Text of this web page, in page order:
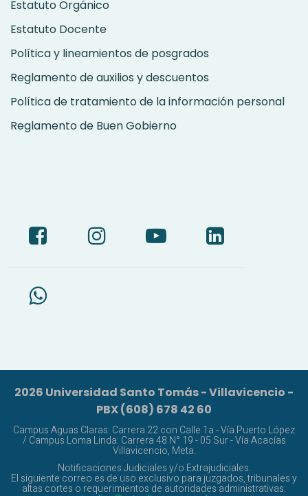
Estatuto Orgánico
Estatuto Docente
Política y lineamientos de posgrados
Reglamento de auxilios y descuentos
Política de tratamiento de la información personal
Reglamento de Buen Gobierno
2026 Universidad Santo Tomás - Villavicencio -
PBX (608) 678 42 60
Campus Aguas Claras: Carrera 22 con Calle 1a - Vía Puerto López
/ Campus Loma Linda: Carrera 48 N° 19 - 05 Sur - Vía Acacías
Villavicencio, Meta.
Notificaciones Judiciales y/o Extrajudiciales.
El siguiente correo es de uso exclusivo para juzgados, tribunales y
altas cortes o requerimientos de autoridades administrativas: